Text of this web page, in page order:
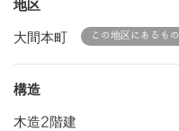
地区
大間本町 この地区にあるもの
構造
木造2階建